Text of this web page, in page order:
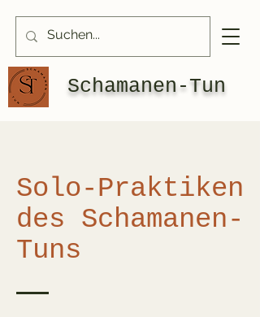
Schamanen-Tun
Solo-Praktiken
des Schamanen-
Tuns